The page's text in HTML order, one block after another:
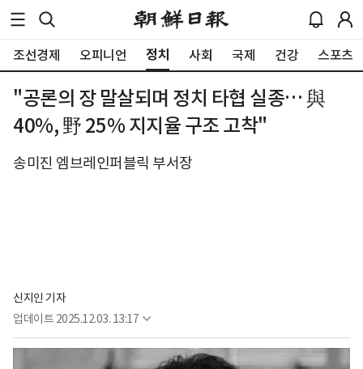
조선경제 오피니언 정치 사회 국제 건강 스포츠
"공론의 장 말살되며 정치 타협 실종… 與
40%, 野 25% 지지율 구조 고착"
송미진 엠브레인퍼블릭 부서장
신지인 기자
업데이트 2025.12.03. 13:17